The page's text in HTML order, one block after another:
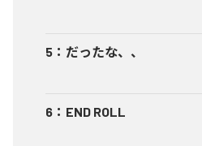
5 ： だったな、、
6 ： END ROLL